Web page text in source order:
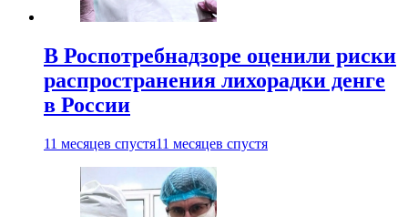
В Роспотребнадзоре оценили риски
распространения лихорадки денге
в России
11 месяцев спустя11 месяцев спустя